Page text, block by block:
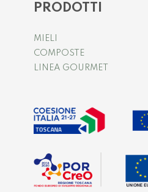
PRODOTTI
MIELI
COMPOSTE
LINEA GOURMET